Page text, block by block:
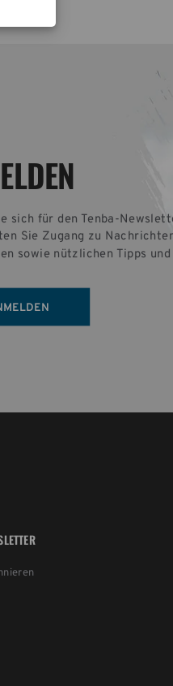
sich für den Tenba-
Sie Zugang zu
sowie nützlichen Tipps